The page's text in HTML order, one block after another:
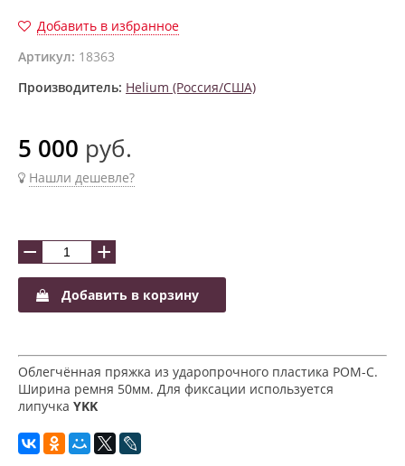
Добавить в избранное
Артикул: 18363
Производитель: Helium (Россия/США)
5 000 руб.
Нашли дешевле?
− +
Добавить в корзину
Облегчённая пряжка из ударопрочного пластика POM-C.
Ширина ремня 50мм. Для фиксации используется
липучка YKK